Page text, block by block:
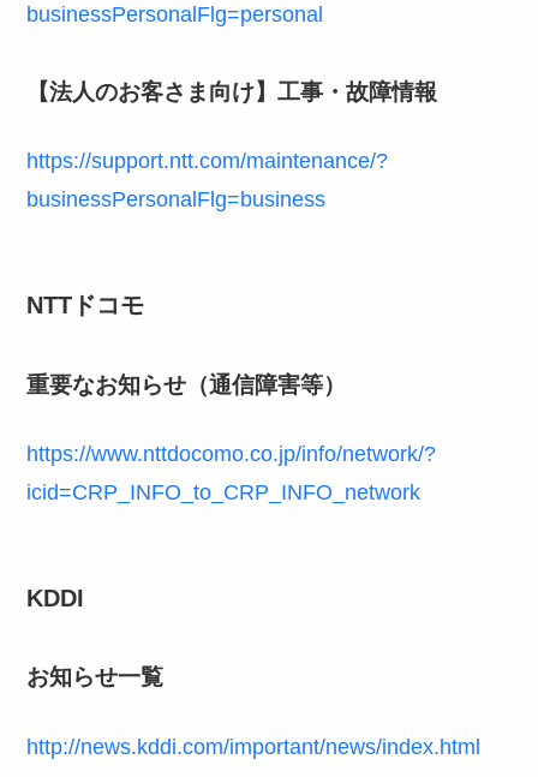
businessPersonalFlg=personal
【法人のお客さま向け】工事・故障情報
https://support.ntt.com/maintenance/?
businessPersonalFlg=business
NTTドコモ
重要なお知らせ（通信障害等）
https://www.nttdocomo.co.jp/info/network/?
icid=CRP_INFO_to_CRP_INFO_network
KDDI
お知らせ一覧
http://news.kddi.com/important/news/index.html